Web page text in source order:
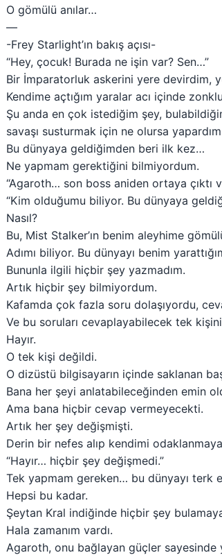
O gömülü anılar…
—
-Frey Starlight’ın bakış açısı-
“Hey, çocuk! Burada ne işin var? Sen…”
Bir İmparatorluk askerini yere devirdim,
Kendime açtığım yaralar acı içinde
Şu anda en çok istediğim şey,
savaşı susturmak için ne olursa
Bu dünyaya geldiğimden beri ilk kez…
Ne yapmam gerektiğini bilmiyordum.
“Agaroth… son boss aniden ortaya çıktı
“Kim olduğumu biliyor. Bu dünyaya
Nasıl?
Bu, Mist Stalker’ın benim aleyhime
Adımı biliyor. Bu dünyayı benim
Bununla ilgili hiçbir şey yazmadım.
Artık hiçbir şey bilmiyordum.
Kafamda çok fazla soru dolaşıyordu,
Ve bu soruları cevaplayabilecek tek
Hayır.
O tek kişi değildi.
O dizüstü bilgisayarın içinde saklanan
Bana her şeyi anlatabileceğinden emin
Ama bana hiçbir cevap vermeyecekti.
Artık her şey değişmişti.
Derin bir nefes alıp kendimi
“Hayır… hiçbir şey değişmedi.”
Tek yapmam gereken… bu dünyayı terk
Hepsi bu kadar.
Şeytan Kral indiğinde hiçbir şey
Hala zamanım vardı.
Agaroth, onu bağlayan güçler sayesinde